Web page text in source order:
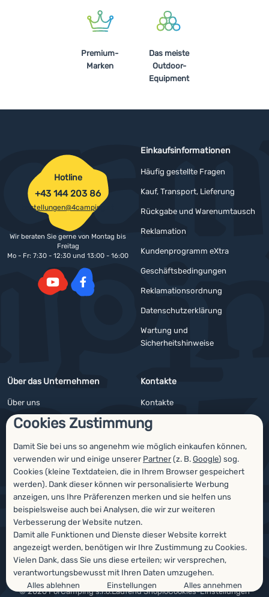
Cookies Zustimmung
Damit Sie bei uns so angenehm wie möglich einkaufen können,
verwenden wir und einige unserer Partner(z. B.Google) sog.
Cookies (kleine Textdateien, die in Ihrem Browser gespeichert
werden). Dank dieser können wir personalisierte Werbung
anzeigen, uns Ihre Präferenzen merken und sie helfen uns
beispielsweise auch bei Analysen, die wir zur weiteren
Verbesserung der Website nutzen.
Damit alle Funktionen und Dienste dieser Website korrekt
angezeigt werden, benötigen wir Ihre Zustimmung zu Cookies.
Vielen Dank, dass Sie uns diese erteilen; wir versprechen,
verantwortungsbewusst mit Ihren Daten umzugehen.
Alles ablehnen Einstellungen Alles annehmen
Premium-
Marken
Das meiste
Outdoor-
Equipment
Einkaufsinformationen
Häufig gestellte Fragen
Kauf, Transport, Lieferung
Rückgabe und Warenumtausch
Reklamation
Kundenprogramm eXtra
Geschäftsbedingungen
Reklamationsordnung
Datenschutzerklärung
Wartung und
Sicherheitshinweise
Über das Unternehmen
Über uns
Impressum
4camping4nature
Unsere Tester
Kontakte
Kontakte
Angebote für Firmen und Vereine
Newsletter
Hotline
+43 144 203 86
bestellungen@4camping.at
Wir beraten Sie gerne von Montag bis
Freitag
Mo - Fr: 7:30 - 12:30 und 13:00 - 16:00
Auszeichnungen
© 2026 ForCamping s.r.o. laufendShopioCookies-Einstellungen